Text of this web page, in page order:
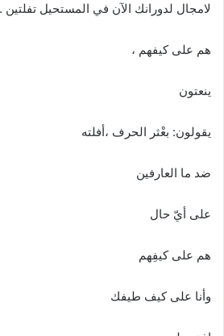
لامجال لدورانك الآن في المستحيل
هم على كيفهم ،
ينعتون
يقولون: بعْثر الحرف ،أفلته
ضد ما العارفين
على أيّ حال
هم على كيفِهم
وأنا على كيف طيفك